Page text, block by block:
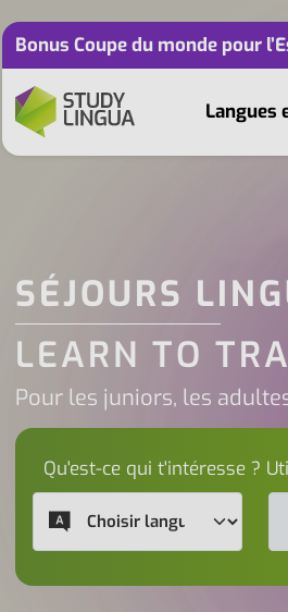
Bonus Coupe du monde pour
Langues
SÉJOURS
LEARN TO
Pour les juniors, les
Qu'est-ce qui t'intéresse ?